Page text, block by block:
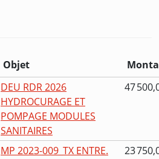
Objet
DEU RDR 2026
HYDROCURAGE ET
POMPAGE MODULES
SANITAIRES
47
MP 2023-009_TX ENTRE.
23